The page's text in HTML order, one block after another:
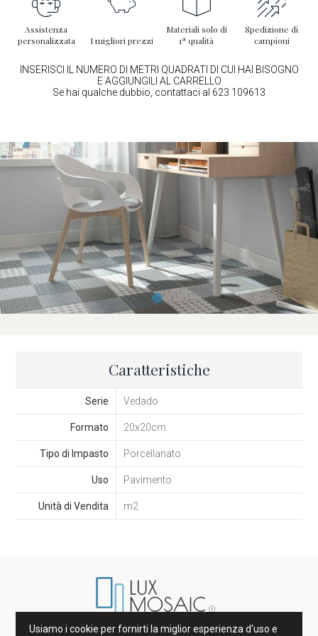
Assistenza
personalizzata
I migliori prezzi
Materiali solo di
1ª qualità
Spedizione di
campioni
INSERISCI IL NUMERO DI METRI QUADRATI DI CUI HAI BISOGNO
E AGGIUNGILI AL CARRELLO
Se hai qualche dubbio, contattaci al 623 109613
Caratteristiche
Serie Vedado
Formato 20x20cm
Tipo di Impasto Porcellanato
Uso Pavimento
Unità di Vendita m2
Usiamo i cookie per fornirti la miglior esperienza d'uso e